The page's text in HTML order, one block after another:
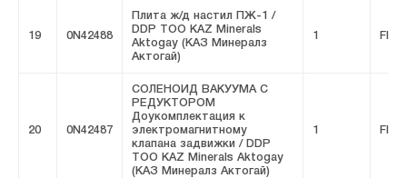
19 0N42488
Плита ж/д настил ПЖ-1 /
DDP ТОО KAZ Minerals
Aktogay (КАЗ Минералз
Актогай)
1 FIVE
20 0N42487
СОЛЕНОИД ВАКУУМА С
РЕДУКТОРОМ
Доукомплектация к
электромагнитному
клапана задвижки / DDP
ТОО KAZ Minerals Aktogay
(КАЗ Минералз Актогай)
1 FIVE